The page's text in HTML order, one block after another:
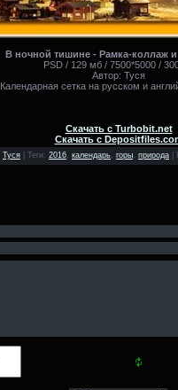
В ночной тишине - Рамка-коллаж
PSD / 129 мб / 7500*5000 /
Автор: Туся
Календарная сетка на русском и
Скачать с Turbobit.net
Скачать с
Туся Теги: 2016, календарь, горы, природа